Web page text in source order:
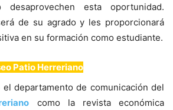
esta oportunidad.
de su agrado y les proporcionará
en su formación como estudiante.
Patio Herreriano
departamento de comunicación del
como la revista económica